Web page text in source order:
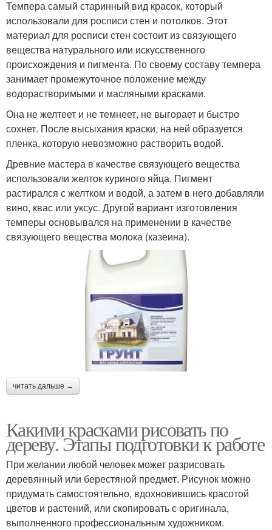
Темпера самый старинный вид красок, который
использовали для росписи стен и потолков. Этот
материал для росписи стен состоит из связующего
вещества натурального или искусственного
происхождения и пигмента. По своему составу темпера
занимает промежуточное положение между
водорастворимыми и масляными красками.
Она не желтеет и не темнеет, не выгорает и быстро
сохнет. После высыхания краски, на ней образуется
пленка, которую невозможно растворить водой.
Древние мастера в качестве связующего вещества
использовали желток куриного яйца. Пигмент
растирался с желтком и водой, а затем в него добавляли
вино, квас или уксус. Другой вариант изготовления
темперы основывался на применении в качестве
связующего вещества молока (казеина).
читать дальше →
Какими красками рисовать по
дереву. Этапы подготовки к работе
При желании любой человек может разрисовать
деревянный или берестяной предмет. Рисунок можно
придумать самостоятельно, вдохновившись красотой
цветов и растений, или скопировать с оригинала,
выполненного профессиональным художником.